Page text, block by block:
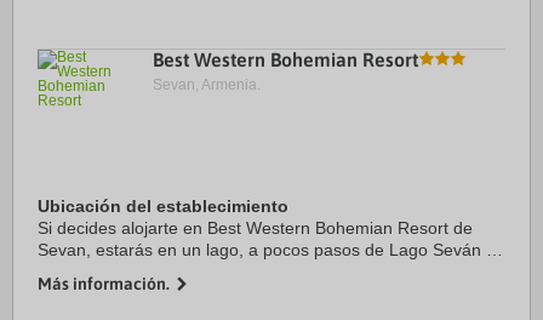
Best Western Bohemian Resort
Sevan, Armenia.
Ubicación del establecimiento
Si decides alojarte en Best Western Bohemian Resort de
Sevan, estarás en un lago, a pocos pasos de Lago Seván y
Además, este hotel de playa se encuentra a ...
Más información.